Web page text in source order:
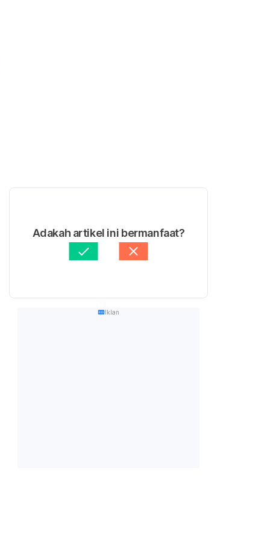
Adakah artikel ini bermanfaat?
Iklan